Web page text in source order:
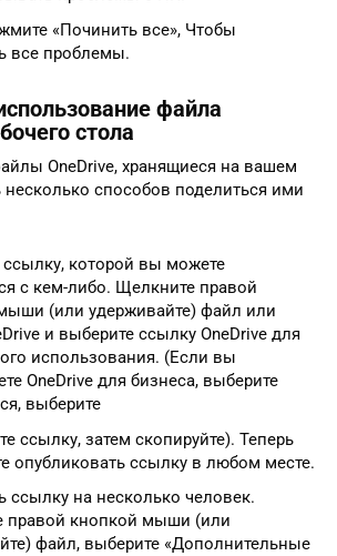
«Починить все», Чтобы
все проблемы.
файла
стола
OneDrive, хранящиеся на вашем
несколько способов поделиться ими
ссылку, которой вы можете
с кем-либо. Щелкните правой
(или удерживайте) файл или
и выберите ссылку OneDrive для
использования. (Если вы
OneDrive для бизнеса, выберите
выберите
ссылку, затем скопируйте). Теперь
опубликовать ссылку в любом месте.
ссылку на несколько человек.
правой кнопкой мыши (или
файл, выберите «Дополнительные